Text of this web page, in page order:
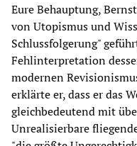
Eure Behauptung,
von Utopismus und
Schlussfolgerung"
Fehlinterpretation
modernen
erklärte er, dass er das
gleichbedeutend mit
Unrealisierbare